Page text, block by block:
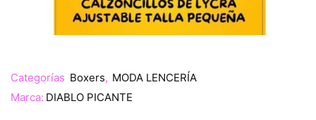
Categorías Boxers, MODA LENCERÍA
Marca: DIABLO PICANTE